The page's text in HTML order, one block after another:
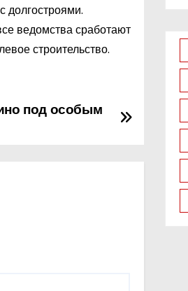
долгостроями.
ведомства сработают
строительство.
под особым